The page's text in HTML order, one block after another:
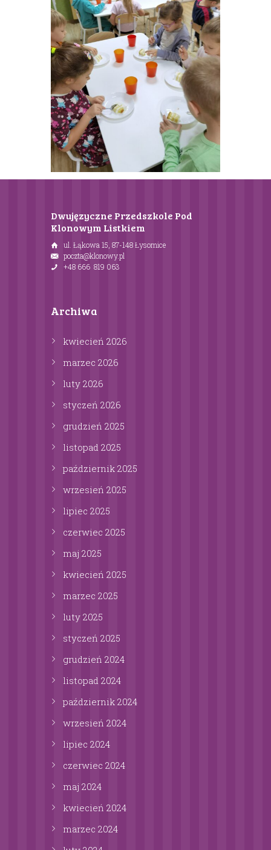
Dwujęzyczne Przedszkole Pod
Klonowym Listkiem
ul. Łąkowa 15, 87-148 Łysomice
poczta@klonowy.pl
+48 666 819 063
Archiwa
kwiecień 2026
marzec 2026
luty 2026
styczeń 2026
grudzień 2025
listopad 2025
październik 2025
wrzesień 2025
lipiec 2025
czerwiec 2025
maj 2025
kwiecień 2025
marzec 2025
luty 2025
styczeń 2025
grudzień 2024
listopad 2024
październik 2024
wrzesień 2024
lipiec 2024
czerwiec 2024
maj 2024
kwiecień 2024
marzec 2024